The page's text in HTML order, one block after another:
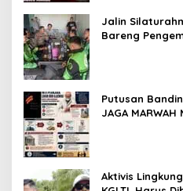
Jalin
Bareng
Putusan
JAGA
Aktivis